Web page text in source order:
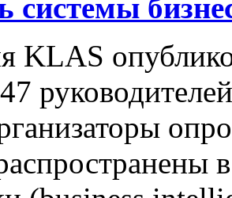
системы
KLAS